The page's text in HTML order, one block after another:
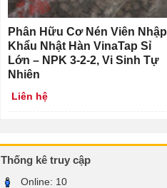
Phân Hữu Cơ Nén Viên Nhập
Khẩu Nhật Hàn VinaTap Sỉ
Lớn – NPK 3-2-2, Vi Sinh Tự
Nhiên
Liên hệ
Thống kê truy cập
Online: 10